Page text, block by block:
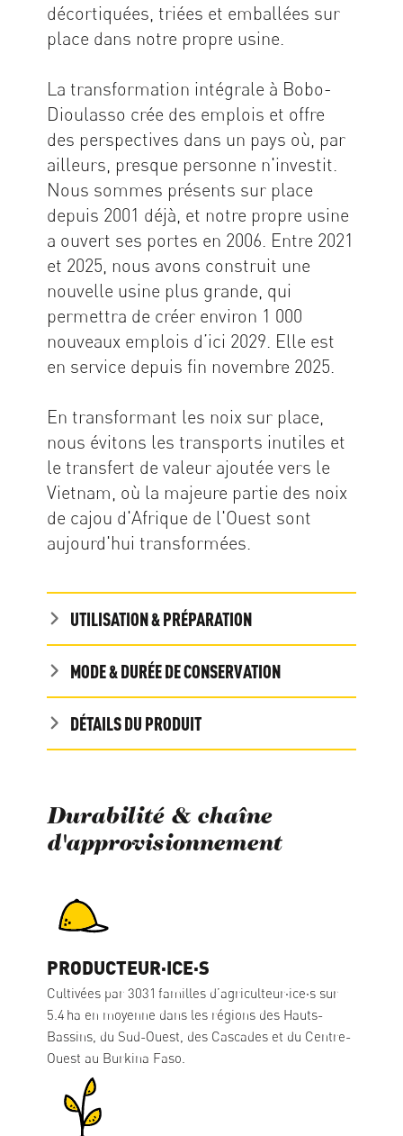
décortiquées, triées et emballées sur
place dans notre propre usine.
La transformation intégrale à Bobo-
Dioulasso crée des emplois et offre
des perspectives dans un pays où, par
ailleurs, presque personne n'investit.
Nous sommes présents sur place
depuis 2001 déjà, et notre propre usine
a ouvert ses portes en 2006. Entre 2021
et 2025, nous avons construit une
nouvelle usine plus grande, qui
permettra de créer environ 1 000
nouveaux emplois d’ici 2029. Elle est
en service depuis fin novembre 2025.
En transformant les noix sur place,
nous évitons les transports inutiles et
le transfert de valeur ajoutée vers le
Vietnam, où la majeure partie des noix
de cajou d'Afrique de l'Ouest sont
aujourd'hui transformées.
UTILISATION & PRÉPARATION
MODE & DURÉE DE CONSERVATION
DÉTAILS DU PRODUIT
Durabilité & chaîne
d'approvisionnement
PRODUCTEUR·ICE·S
Cultivées par 3031 familles d’agriculteur·ice·s sur
5.4 ha en moyenne dans les régions des Hauts-
Bassins, du Sud-Ouest, des Cascades et du Centre-
Ouest au Burkina Faso.